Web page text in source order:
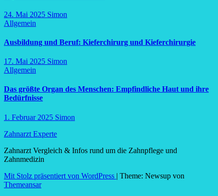
24. Mai 2025 Simon
Allgemein
Ausbildung und Beruf: Kieferchirurg und Kieferchirurgie
17. Mai 2025 Simon
Allgemein
Das größte Organ des Menschen: Empfindliche Haut und ihre
Bedürfnisse
1. Februar 2025 Simon
Zahnarzt Experte
Zahnarzt Vergleich & Infos rund um die Zahnpflege und
Zahnmedizin
Mit Stolz präsentiert von WordPress | Theme: Newsup von
Themeansar